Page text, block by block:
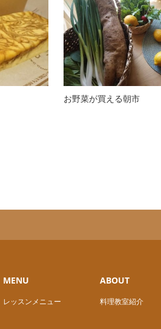
お野菜が買える朝市
MENU
レッスンメニュー
ABOUT
料理教室紹介